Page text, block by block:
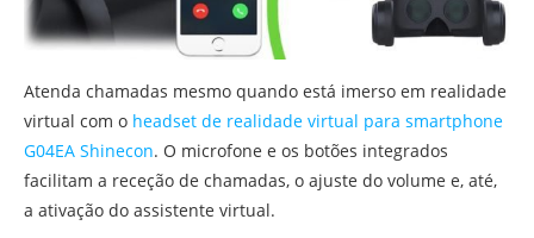
Atenda chamadas mesmo quando está imerso em realidade
virtual com o headset de realidade virtual para smartphone
G04EA Shinecon. O microfone e os botões integrados
facilitam a receção de chamadas, o ajuste do volume e, até,
a ativação do assistente virtual.